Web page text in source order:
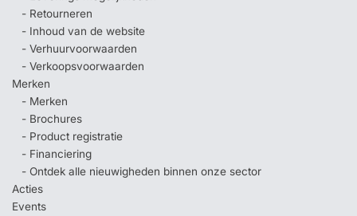
- Retourneren
- Inhoud van de website
- Verhuurvoorwaarden
- Verkoopsvoorwaarden
Merken
- Merken
- Brochures
- Product registratie
- Financiering
- Ontdek alle nieuwigheden binnen onze sector
Acties
Events